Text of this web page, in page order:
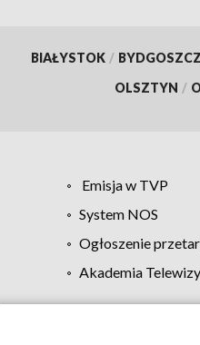
BIAŁYSTOK / BYDGOSZCZ
OLSZTYN /
Emisja w TVP
System NOS
Ogłoszenie
Akademia